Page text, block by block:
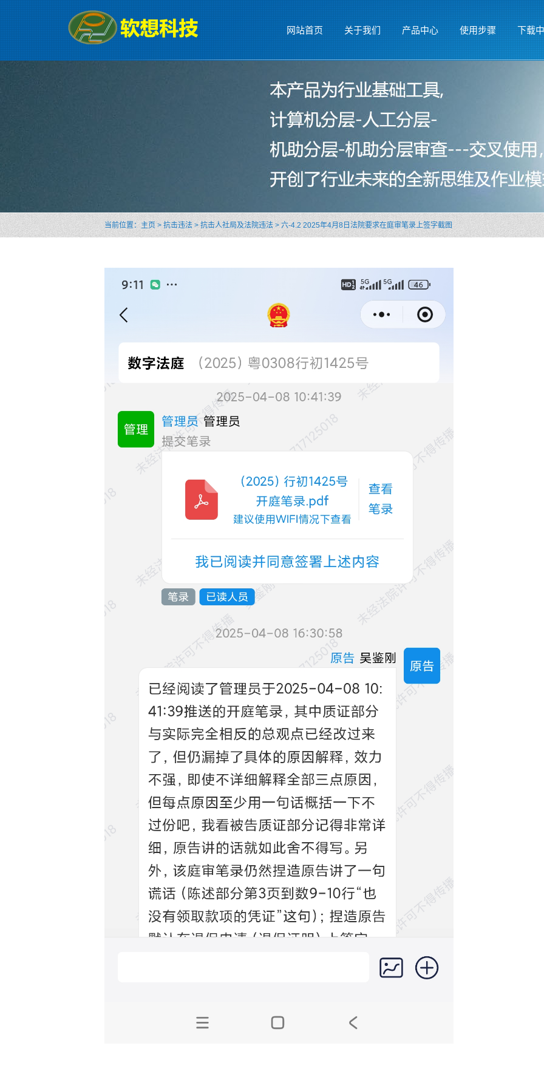
网站首页 关于我们 产品中心 使用步骤 下载
当前位置： 主页> 抗击违法 >抗击人社局及法院违法 >六-4.2 2025年4月8日法院要求在庭审笔录上签字截图